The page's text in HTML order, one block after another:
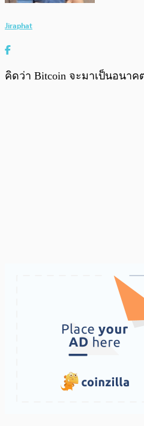
Jiraphat
คิดว่า Bitcoin จะมาเป็นอนา